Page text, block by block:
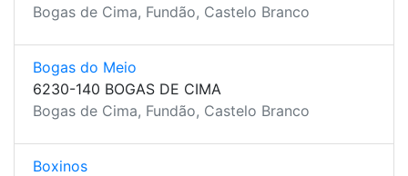
Bogas de Cima, Fundão, Castelo Branco
Bogas do Meio
6230-140 BOGAS DE CIMA
Bogas de Cima, Fundão, Castelo Branco
Boxinos